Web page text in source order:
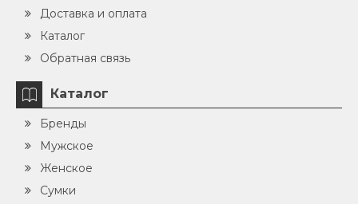
Доставка и оплата
Каталог
Обратная связь
Каталог
Бренды
Мужское
Женское
Сумки